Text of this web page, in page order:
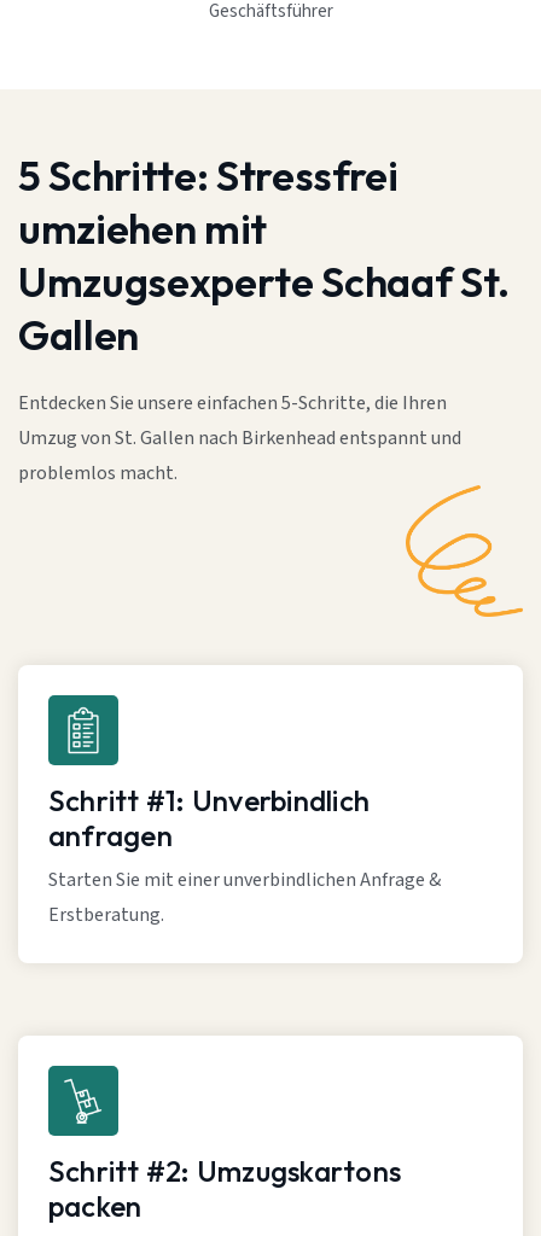
Geschäftsführer
5 Schritte:Stressfrei
umziehen mit
Umzugsexperte Schaaf St.
Gallen
Entdecken Sie unsere einfachen 5-Schritte, die Ihren
Umzug von St. Gallen nach Birkenhead entspannt und
problemlos macht.
Schritt #1: Unverbindlich
anfragen
Starten Sie mit einer unverbindlichen Anfrage &
Erstberatung.
Schritt #2: Umzugskartons
packen